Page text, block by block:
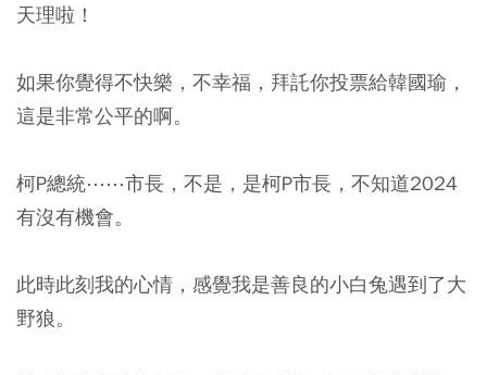
天理啦！
如果你覺得不快樂，不幸福，拜託你投票給韓國瑜，
這是非常公平的啊。
柯P總統⋯⋯市長，不是，是柯P市長，不知道2024
有沒有機會。
此時此刻我的心情，感覺我是善良的小白兔遇到了大
野狼。